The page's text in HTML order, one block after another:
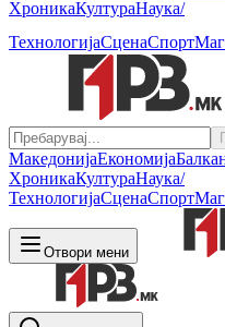
ХроникаКултураНаука/
ТехнологијаСценаСпорт
МакедонијаЕкономија
ХроникаКултураНаука/
ТехнологијаСценаСпорт
Отвори мени